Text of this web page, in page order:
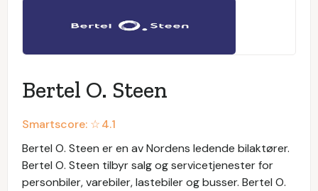
Bertel O. Steen
Smartscore: ☆4.1
Bertel O. Steen er en av Nordens ledende bilaktører.
Bertel O. Steen tilbyr salg og servicetjenester for
personbiler, varebiler, lastebiler og busser. Bertel O.